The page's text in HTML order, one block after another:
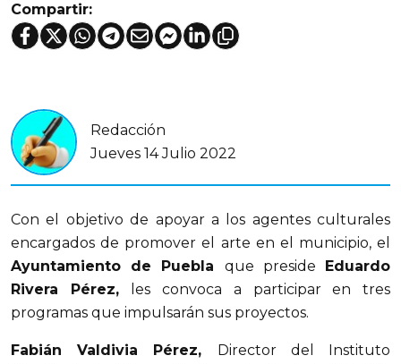
Compartir:
Redacción
Jueves 14 Julio 2022
Con el objetivo de apoyar a los agentes culturales
encargados de promover el arte en el municipio, el
Ayuntamiento de Puebla que preside
Eduardo
Rivera Pérez,
les convoca a participar en tres
programas que impulsarán sus proyectos.
Fabián Valdivia Pérez,
Director del Instituto